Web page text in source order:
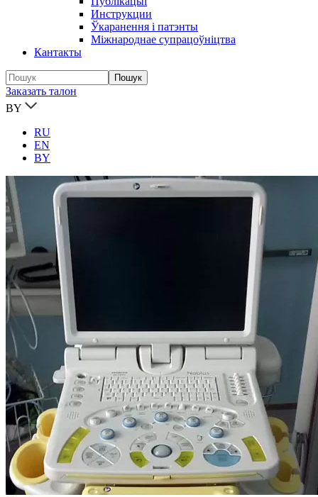
Инструкции
Ўкаранення і патэнты
Міжнароднае супрацоўніцтва
Кантакты
Заказать талон
BY
RU
EN
BY